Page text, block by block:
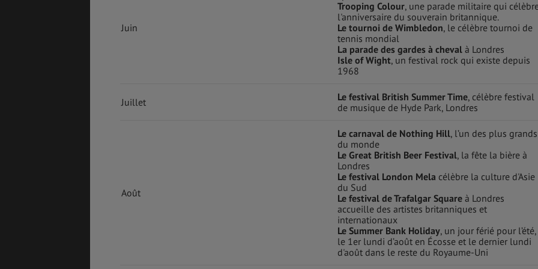
Juin
Trooping Colour, une parade militaire qui
l'anniversaire du souverain britannique.
Le tournoi de Wimbledon, le célèbre tournoi de
tennis mondial
La parade des gardes à chevalà Londres
Isle of Wight, un festival rock qui existe depuis
1968
Juillet Le festival British Summer Time, célèbre festival
de musique de Hyde Park, Londres
Août
Le carnaval de Nothing Hill, l’un des plus grands
du monde
Le Great British Beer Festival, la fête la bière à
Londres
Le festival London Mela célèbre la culture d'Asie
du Sud
Le festival de Trafalgar Squareà Londres
accueille des artistes britanniques et
internationaux
Le Summer Bank Holiday, un jour férié pour l’été,
le 1er lundi d’août en Écosse et le dernier lundi
d'août dans le reste du Royaume-Uni